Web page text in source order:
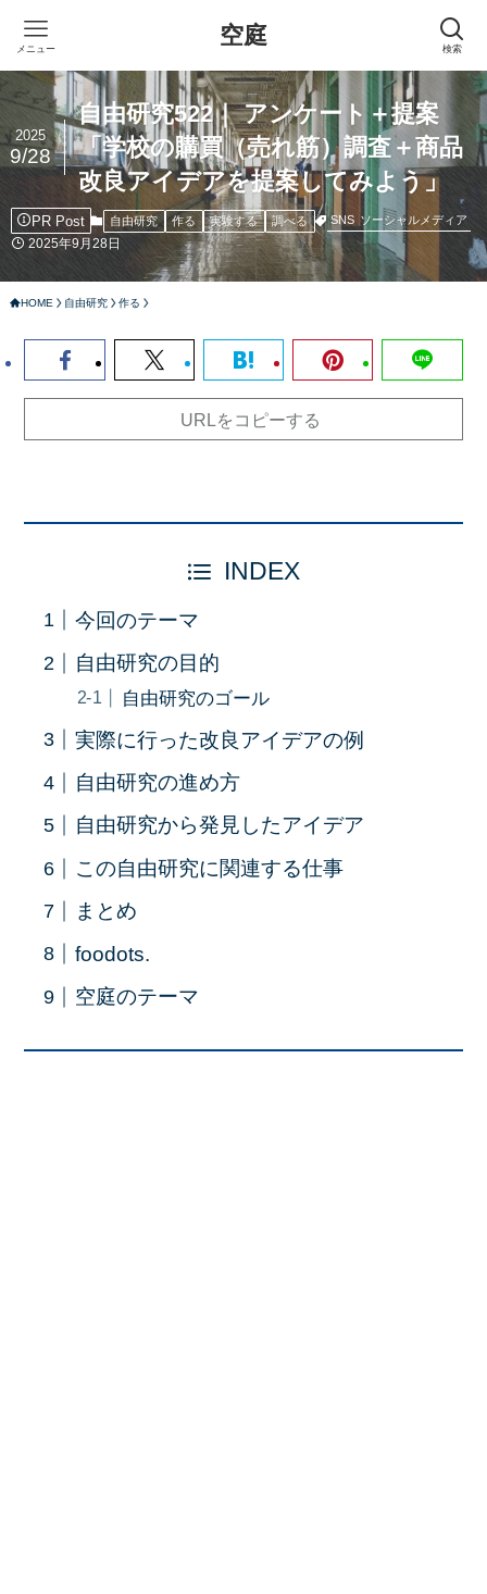
空庭 検索
メニュー
自由研究522｜ アンケート＋提案
「学校の購買（売れ筋）調査＋商品
改良アイデアを提案してみよう」
2025
9/28
PR Post 自由研究 作る 実験する 調べる SNS ソーシャルメディア
2025年9月28日
HOME 自由研究 作る
URLをコピーする
INDEX
今回のテーマ
自由研究の目的
自由研究のゴール
実際に行った改良アイデアの例
自由研究の進め方
自由研究から発見したアイデア
この自由研究に関連する仕事
まとめ
foodots.
空庭のテーマ